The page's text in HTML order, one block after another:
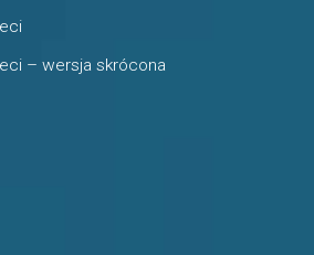
– wersja skrócona